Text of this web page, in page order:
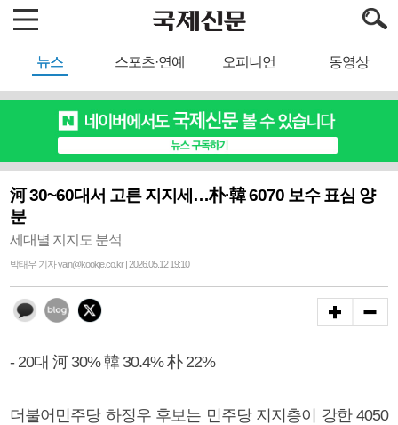
뉴스 스포츠·연예 오피니언 동영상
河 30~60대서 고른 지지세…朴·韓 6070 보수 표심 양
분
세대별 지지도 분석
박태우 기자 yain@kookje.co.kr | 2026.05.12 19:10
- 20대 河 30% 韓 30.4% 朴 22%
더불어민주당 하정우 후보는 민주당 지지층이 강한 4050